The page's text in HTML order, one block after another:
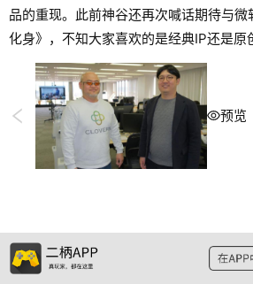
品的重现。此前神谷还再次喊话期待与
化身》，不知大家喜欢的是经典IP还是原
预览